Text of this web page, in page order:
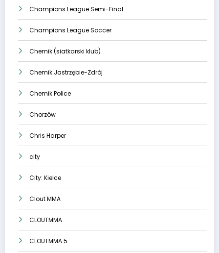
Champions League Semi-Final
Champions League Soccer
Chemik (siatkarski klub)
Chemik Jastrzębie-Zdrój
Chemik Police
Chorzów
Chris Harper
city
City: Kielce
Clout MMA
CLOUTMMA
CLOUTMMA 5